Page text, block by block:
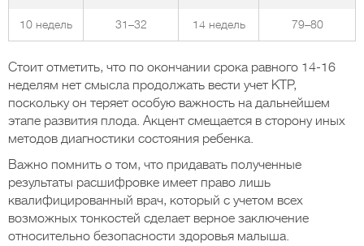
10 недель 31–32 14 недель 79–80
Стоит отметить, что по окончании срока равного 14-16
неделям нет смысла продолжать вести учет КТР,
поскольку он теряет особую важность на дальнейшем
этапе развития плода. Акцент смещается в сторону иных
методов диагностики состояния ребенка.
Важно помнить о том, что придавать полученные
результаты расшифровке имеет право лишь
квалифицированный врач, который с учетом всех
возможных тонкостей сделает верное заключение
относительно безопасности здоровья малыша.